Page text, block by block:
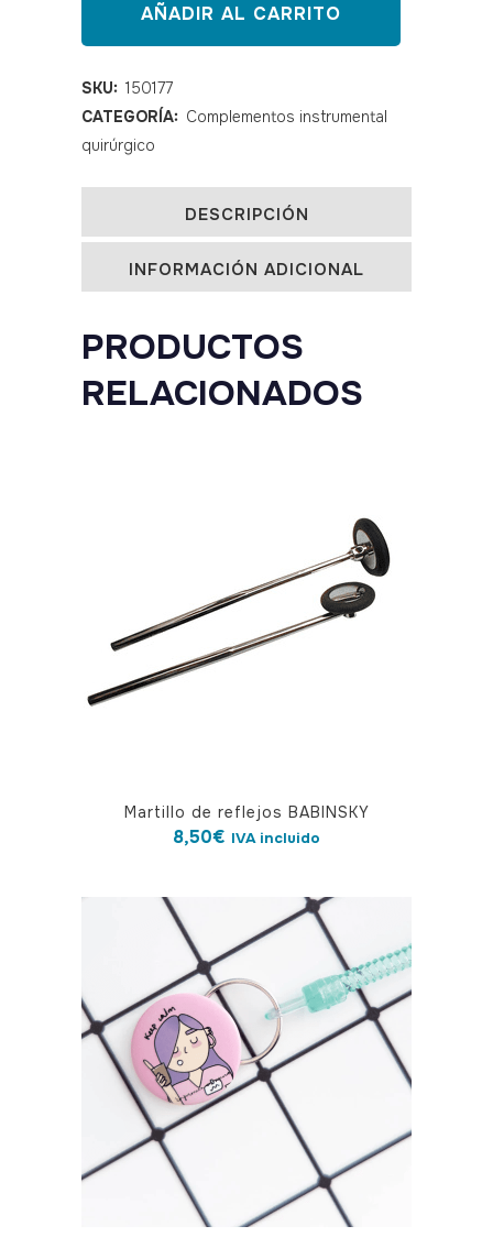
quantity
AÑADIR AL CARRITO
SKU: 150177
CATEGORÍA: Complementos instrumental
quirúrgico
DESCRIPCIÓN
INFORMACIÓN ADICIONAL
PRODUCTOS
RELACIONADOS
Martillo de reflejos BABINSKY
8,50€ IVA incluido